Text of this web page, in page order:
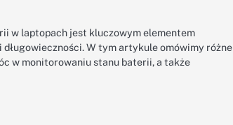
w laptopach jest kluczowym elementem
W tym artykule omówimy różne
w monitorowaniu stanu baterii, a także